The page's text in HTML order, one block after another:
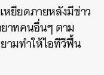
ยียดภายหลังมีข่าว
าทคนอื่นๆ ตาม
ามทำให้ไอทีวีฟื้น